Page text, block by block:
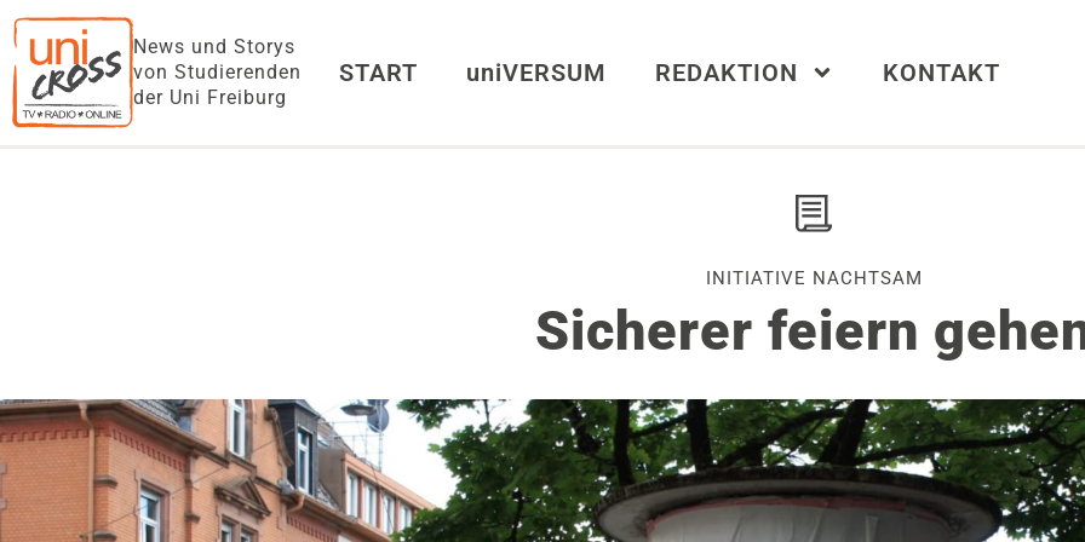
News und Storys
von Studierenden
der Uni Freiburg
START uniVERSUM REDAKTION KONTAKT
INITIATIVE NACHTSAM
Sicherer feiern